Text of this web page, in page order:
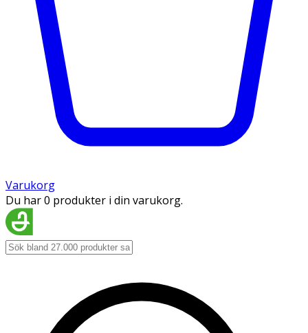
Varukorg
Du har 0 produkter i din varukorg.